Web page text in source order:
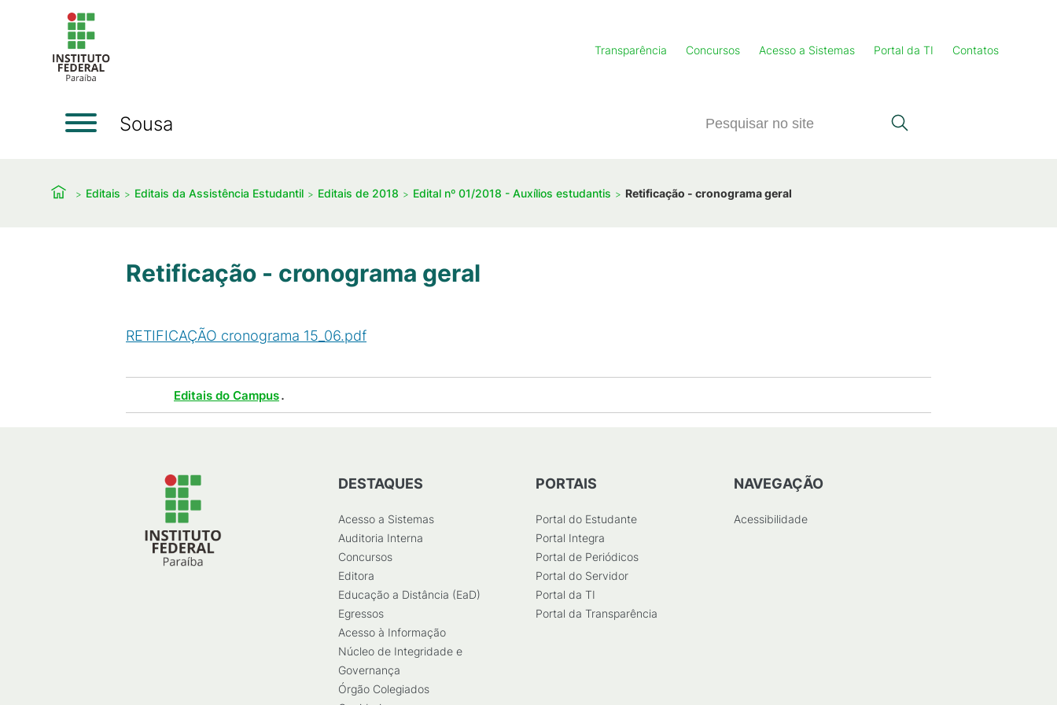
Transparência Concursos Acesso a Sistemas Portal da TI Contatos
Sousa
Editais Editais da Assistência Estudantil Editais de 2018 Edital nº 01/2018 - Auxílios estudantis Retificação - cronograma geral
Retificação - cronograma geral
RETIFICAÇÃO cronograma 15_06.pdf
Editais do Campus.
DESTAQUES
Acesso a Sistemas
Auditoria Interna
Concursos
Editora
Educação a Distância (EaD)
Egressos
Acesso à Informação
Núcleo de Integridade e
Governança
Órgão Colegiados
PORTAIS
Portal do Estudante
Portal Integra
Portal de Periódicos
Portal do Servidor
Portal da TI
Portal da Transparência
NAVEGAÇÃO
Acessibilidade